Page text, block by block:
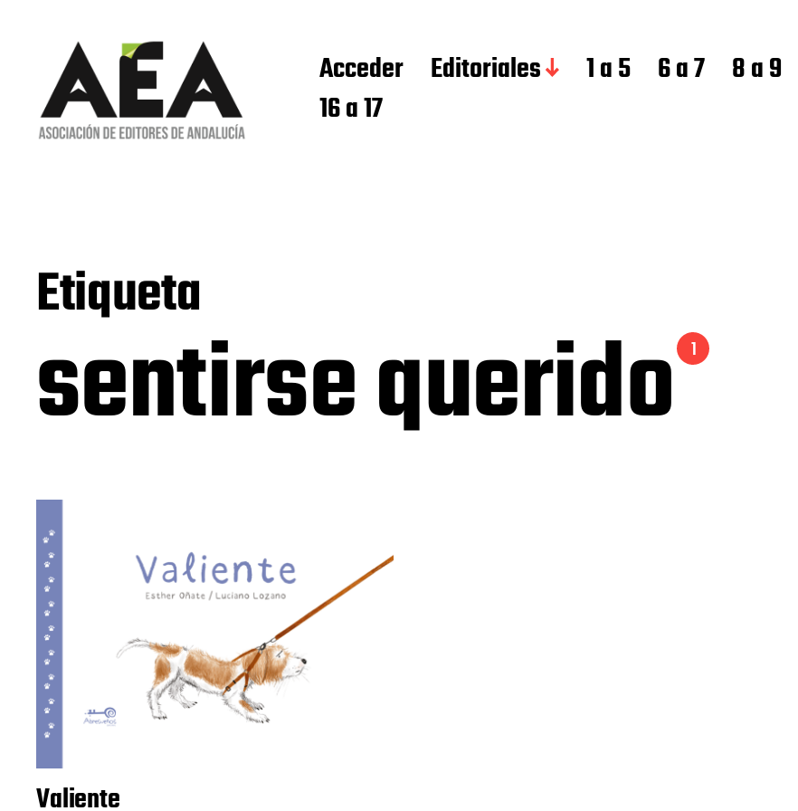
Acceder Editoriales 1 a 5 6 a 7 8 a 9
16 a 17
Etiqueta
sentirse querido1
Valiente